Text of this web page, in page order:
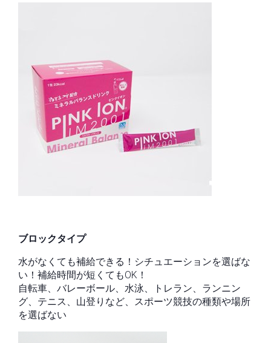
ブロックタイプ
水がなくても補給できる！シチュエーションを選ばな
い！補給時間が短くてもOK！
自転車、バレーボール、水泳、トレラン、ランニン
グ、テニス、山登りなど、スポーツ競技の種類や場所
を選ばない